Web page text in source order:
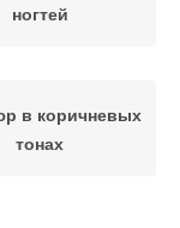
ногтей
в коричневых
тонах